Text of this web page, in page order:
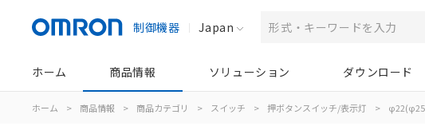
制御機器 Japan
ホーム 商品情報 ソリューション ダウンロード
ホーム > 商品情報 > 商品カテゴリ > スイッチ > 押ボタンスイッチ/表示灯 >